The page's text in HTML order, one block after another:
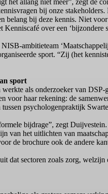
bij onze
belang bij deze kennis. Niet
Kenniscafé over een ‘bijzondere
ambitieteam
sport. “Zij (het
sport
als onderzoeker van DSP-
voor haar rekening: de
tussen psychologenpraktijk
bijdrage”, zegt
van het uitlichten van
de brochure ook de andere
dat sectoren zoals zorg, welzijn